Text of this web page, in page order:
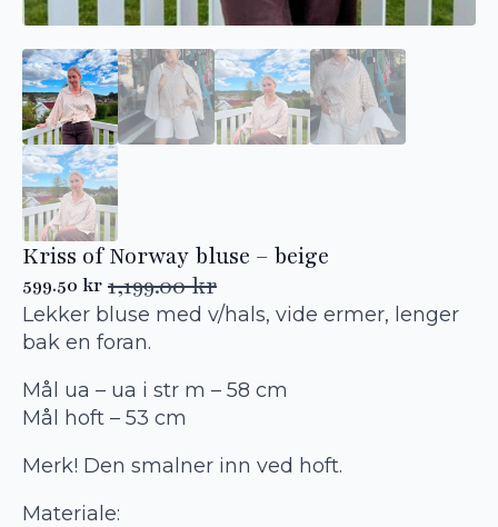
Kriss of Norway bluse – beige
1,199.00kr
Opprinnelig
pris
var:
599.50 kr
Nåværende
pris
er:
Lekker bluse med v/hals, vide ermer, lenger
bak en foran.
Mål ua – ua i str m – 58 cm
Mål hoft – 53 cm
Merk! Den smalner inn ved hoft.
Materiale: